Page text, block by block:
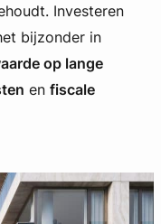
Investeren
bijzonder in
op lange
en fiscale